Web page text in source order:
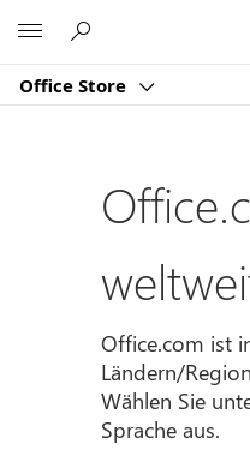
Office Store
Office.com ist
Ländern/
Wählen Sie
Sprache aus.